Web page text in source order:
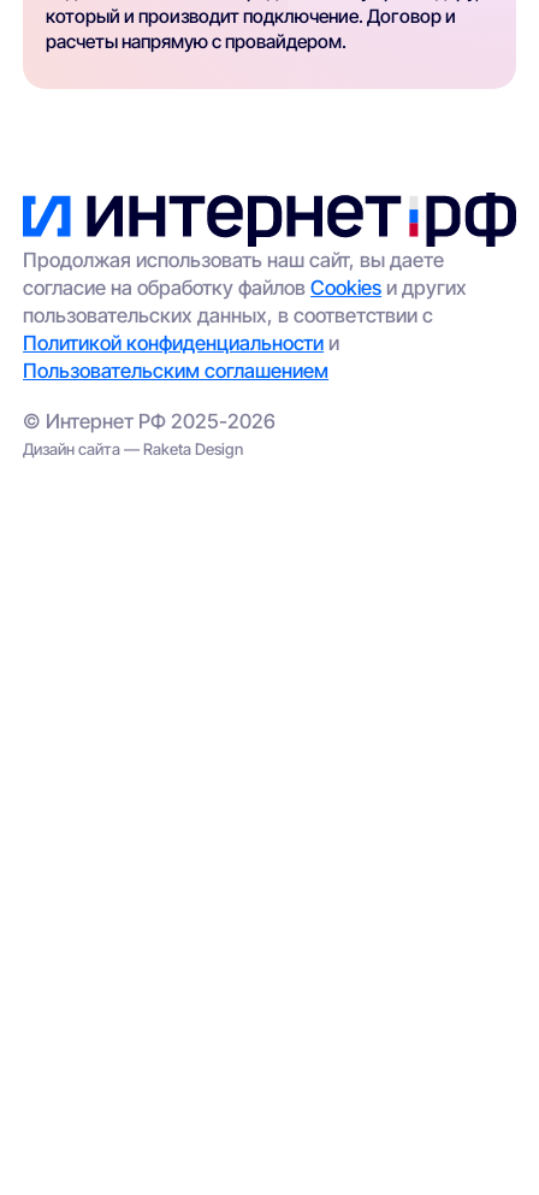
который и производит подключение. Договор и
расчеты напрямую с провайдером.
Продолжая использовать наш сайт, вы даете
согласие на обработку файловCookies и других
пользовательских данных, в соответствии с
Политикой конфиденциальности и
Пользовательским соглашением
© Интернет РФ 2025-2026
Дизайн сайта — Raketa Design